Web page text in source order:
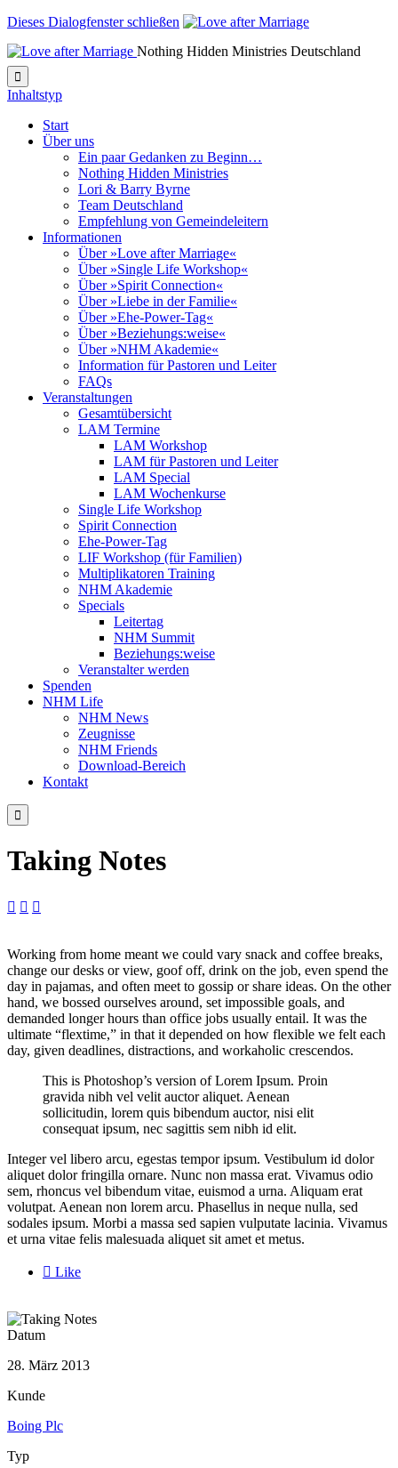
Dieses Dialogfenster schließen
Nothing Hidden Ministries Deutschland

Inhaltstyp
Start
Über uns
Ein paar Gedanken zu Beginn…
Nothing Hidden Ministries
Lori & Barry Byrne
Team Deutschland
Empfehlung von Gemeindeleitern
Informationen
Über »Love after Marriage«
Über »Single Life Workshop«
Über »Spirit Connection«
Über »Liebe in der Familie«
Über »Ehe-Power-Tag«
Über »Beziehungs:weise«
Über »NHM Akademie«
Information für Pastoren und Leiter
FAQs
Veranstaltungen
Gesamtübersicht
LAM Termine
LAM Workshop
LAM für Pastoren und Leiter
LAM Special
LAM Wochenkurse
Single Life Workshop
Spirit Connection
Ehe-Power-Tag
LIF Workshop (für Familien)
Multiplikatoren Training
NHM Akademie
Specials
Leitertag
NHM Summit
Beziehungs:weise
Veranstalter werden
Spenden
NHM Life
NHM News
Zeugnisse
NHM Friends
Download-Bereich
Kontakt

Taking Notes
  
Working from home meant we could vary snack and coffee breaks,
change our desks or view, goof off, drink on the job, even spend the
day in pajamas, and often meet to gossip or share ideas. On the other
hand, we bossed ourselves around, set impossible goals, and
demanded longer hours than office jobs usually entail. It was the
ultimate “flextime,” in that it depended on how flexible we felt each
day, given deadlines, distractions, and workaholic crescendos.
This is Photoshop’s version of Lorem Ipsum. Proin
gravida nibh vel velit auctor aliquet. Aenean
sollicitudin, lorem quis bibendum auctor, nisi elit
consequat ipsum, nec sagittis sem nibh id elit.
Integer vel libero arcu, egestas tempor ipsum. Vestibulum id dolor
aliquet dolor fringilla ornare. Nunc non massa erat. Vivamus odio
sem, rhoncus vel bibendum vitae, euismod a urna. Aliquam erat
volutpat. Aenean non lorem arcu. Phasellus in neque nulla, sed
sodales ipsum. Morbi a massa sed sapien vulputate lacinia. Vivamus
et urna vitae felis malesuada aliquet sit amet et metus.
 Like
Datum
28. März 2013
Kunde
Boing Plc
Typ